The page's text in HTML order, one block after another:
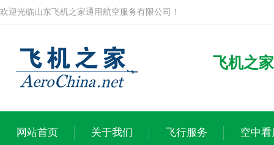
欢迎光临山东飞机之家通用航空服务有限公司！
飞机之
网站首页 关于我们 飞行服务 空中看